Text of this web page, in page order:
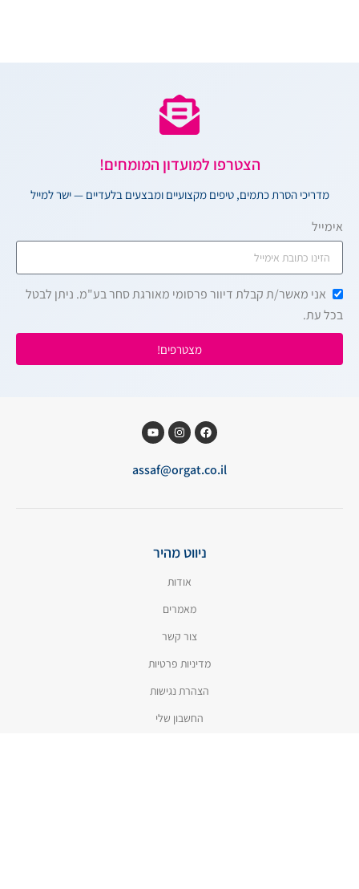
הצטרפו למועדון המומחים!
מדריכי הסרת כתמים, טיפים מקצועיים ומבצעים בלעדיים — ישר למייל
אימייל
אני מאשר/ת קבלת דיוור פרסומי מאורגת סחר בע"מ. ניתן לבטל
בכל עת.
מצטרפים!
assaf@orgat.co.il
ניווט מהיר
אודות
מאמרים
צור קשר
מדיניות פרטיות
הצהרת נגישות
החשבון שלי